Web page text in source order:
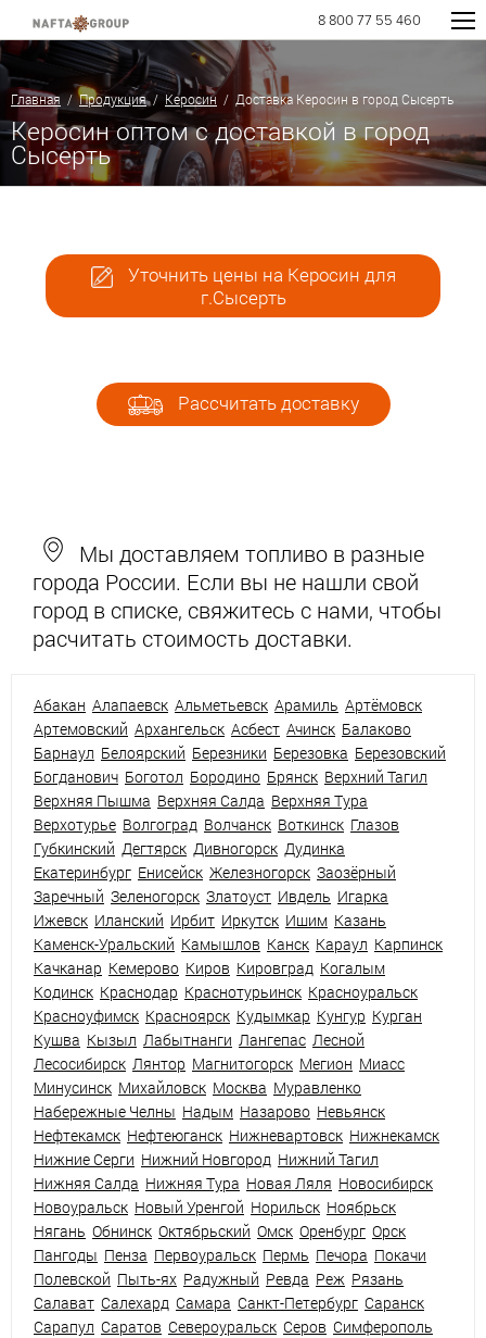
8 800 77 55 460
Главная /Продукция/ Керосин / Доставка Керосин в город Сысерть
Керосин оптом с доставкой в город
Сысерть
Уточнить цены на Керосин для
г.Сысерть
Рассчитать доставку
Мы доставляем топливо в разные
города России. Если вы не нашли свой
город в списке, свяжитесь с нами, чтобы
расчитать стоимость доставки.
Абакан Алапаевск Альметьевск Арамиль Артёмовск
Артемовский Архангельск Асбест Ачинск Балаково
Барнаул Белоярский Березники Березовка Березовский
Богданович Боготол Бородино Брянск Верхний Тагил
Верхняя Пышма Верхняя Салда Верхняя Тура
Верхотурье Волгоград Волчанск Воткинск Глазов
Губкинский Дегтярск Дивногорск Дудинка
Екатеринбург Енисейск Железногорск Заозёрный
Заречный Зеленогорск Златоуст Ивдель Игарка
Ижевск Иланский Ирбит Иркутск Ишим Казань
Каменск-Уральский Камышлов Канск Караул Карпинск
Качканар Кемерово Киров Кировград Когалым
Кодинск Краснодар Краснотурьинск Красноуральск
Красноуфимск Красноярск Кудымкар Кунгур Курган
Кушва Кызыл Лабытнанги Лангепас Лесной
Лесосибирск Лянтор Магнитогорск Мегион Миасс
Минусинск Михайловск Москва Муравленко
Набережные Челны Надым Назарово Невьянск
Нефтекамск Нефтеюганск Нижневартовск Нижнекамск
Нижние Серги Нижний Новгород Нижний Тагил
Нижняя Салда Нижняя Тура Новая Ляля Новосибирск
Новоуральск Новый Уренгой Норильск Ноябрьск
Нягань Обнинск Октябрьский Омск Оренбург Орск
Пангоды Пенза Первоуральск Пермь Печора Покачи
Полевской Пыть-ях Радужный Ревда Реж Рязань
Салават Салехард Самара Санкт-Петербург Саранск
Сарапул Саратов Североуральск Серов Симферополь